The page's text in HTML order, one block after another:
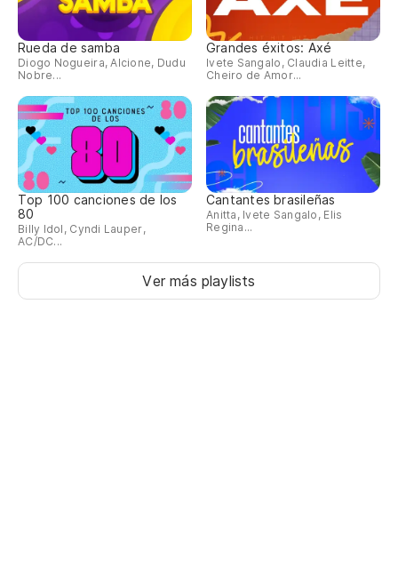
Rueda de samba
Diogo Nogueira, Alcione, Dudu
Nobre...
Grandes éxitos: Axé
Ivete Sangalo, Claudia Leitte,
Cheiro de Amor...
Top 100 canciones de los
80
Billy Idol, Cyndi Lauper,
AC/DC...
Cantantes brasileñas
Anitta, Ivete Sangalo, Elis
Regina...
Ver más playlists